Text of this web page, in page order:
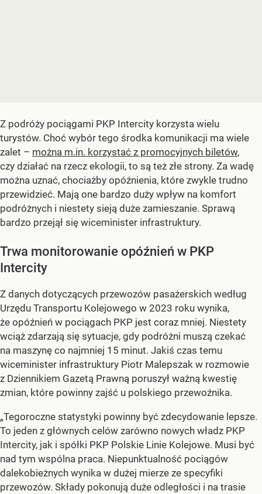
Z podróży pociągami PKP Intercity korzysta wielu
turystów. Choć wybór tego środka komunikacji ma wiele
zalet – można m.in. korzystać z promocyjnych biletów,
czy działać na rzecz ekologii, to są też złe strony. Za wadę
można uznać, chociażby opóźnienia, które zwykle trudno
przewidzieć. Mają one bardzo duży wpływ na komfort
podróżnych i niestety sieją duże zamieszanie. Sprawą
bardzo przejął się wiceminister infrastruktury.
Trwa monitorowanie opóźnień w PKP
Intercity
Z danych dotyczących przewozów pasażerskich według
Urzędu Transportu Kolejowego w 2023 roku wynika,
że opóźnień w pociągach PKP jest coraz mniej. Niestety
wciąż zdarzają się sytuacje, gdy podróżni muszą czekać
na maszynę co najmniej 15 minut. Jakiś czas temu
wiceminister infrastruktury Piotr Malepszak w rozmowie
z Dziennikiem Gazetą Prawną poruszył ważną kwestię
zmian, które powinny zajść u polskiego przewoźnika.
„Tegoroczne statystyki powinny być zdecydowanie lepsze.
To jeden z głównych celów zarówno nowych władz PKP
Intercity, jak i spółki PKP Polskie Linie Kolejowe. Musi być
nad tym wspólna praca. Niepunktualność pociągów
dalekobieżnych wynika w dużej mierze ze specyfiki
przewozów. Składy pokonują duże odległości i na trasie